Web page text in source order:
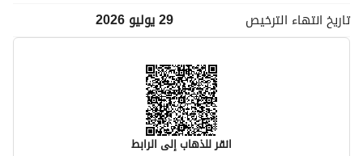
تاريخ انتهاء الترخيص 29 يوليو 2026
انقر للذهاب إلى الرابط